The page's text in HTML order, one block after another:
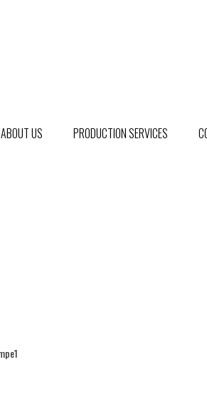
ABOUT US PRODUCTION SERVICES